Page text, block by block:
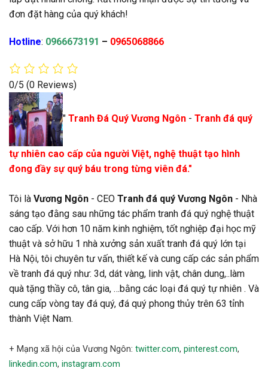
đơn đặt hàng của quý khách!
Hotline: 0966673191 – 0965068866
0/5 (0 Reviews)
" Tranh Đá Quý Vương Ngôn - Tranh đá quý
tự nhiên cao cấp của người Việt, nghệ thuật tạo hình
đong đầy sự quý báu trong từng viên đá."
Tôi là Vương Ngôn - CEO Tranh đá quý Vương Ngôn - Nhà
sáng tạo đằng sau những tác phẩm tranh đá quý nghệ thuật
cao cấp. Với hơn 10 năm kinh nghiệm, tốt nghiệp đại học mỹ
thuật và sở hữu 1 nhà xưởng sản xuất tranh đá quý lớn tại
Hà Nội, tôi chuyên tư vấn, thiết kế và cung cấp các sản phẩm
về tranh đá quý như: 3d, dát vàng, linh vật, chân dung,..làm
quà tặng thầy cô, tân gia, …bằng các loại đá quý tự nhiên . Và
cung cấp vòng tay đá quý, đá quý phong thủy trên 63 tỉnh
thành Việt Nam.
+ Mạng xã hội của Vương Ngôn: twitter.com, pinterest.com,
linkedin.com, instagram.com